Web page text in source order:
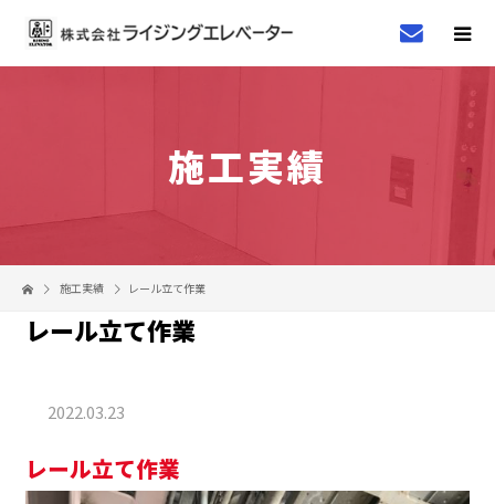
施工実績
施工実績 レール立て作業
レール立て作業
2022.03.23
レール立て作業